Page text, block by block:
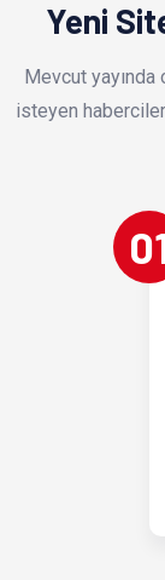
Yeni
Mevcut yayında
isteyen